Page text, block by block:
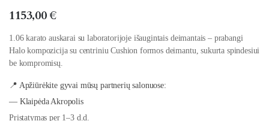
1153,00€
1.06 karato auskarai su laboratorijoje išaugintais deimantais – prabangi
Halo kompozicija su centriniu Cushion formos deimantu, sukurta spindesiui
be kompromisų.
📍 Apžiūrėkite gyvai mūsų partnerių salonuose:
— Klaipėda Akropolis
Pristatymas per 1–3 d.d.